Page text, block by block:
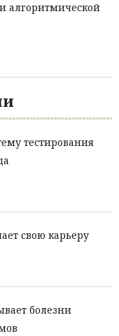
алгоритмической
тестирования
свою карьеру
болезни